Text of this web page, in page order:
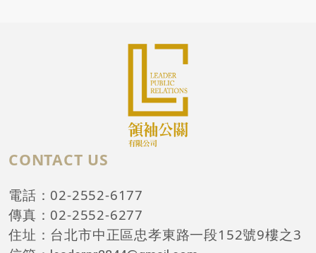
CONTACT US
電話：02-2552-6177
傳真：02-2552-6277
住址：台北市中正區忠孝東路一段152號9樓之3